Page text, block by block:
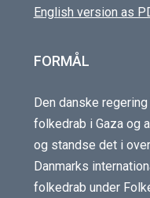
English version as
FORMÅL
Den danske
folkedrab i Gaza og
og standse det i
Danmarks
folkedrab under